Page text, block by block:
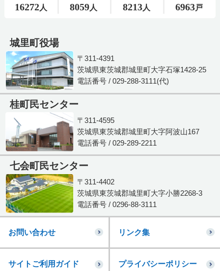
城里町役場
〒311-4391
茨城県東茨城郡城里町大字石塚1428-25
電話番号 / 029-288-3111(代)
桂町民センター
〒311-4595
茨城県東茨城郡城里町大字阿波山167
電話番号 / 029-289-2211
七会町民センター
〒311-4402
茨城県東茨城郡城里町大字小勝2268-3
電話番号 / 0296-88-3111
お問い合わせ リンク集
サイトご利用ガイド プライバシーポリシー